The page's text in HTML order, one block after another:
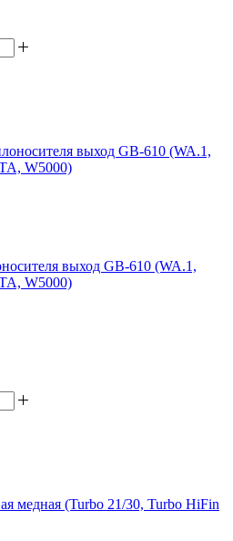
выход GB-610 (WA.1,
W5000)